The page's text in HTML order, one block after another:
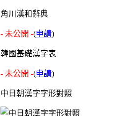
角川漢和辭典
- 未公開 -(申請)
韓國基礎漢字表
- 未公開 -(申請)
中日朝漢字字形對照